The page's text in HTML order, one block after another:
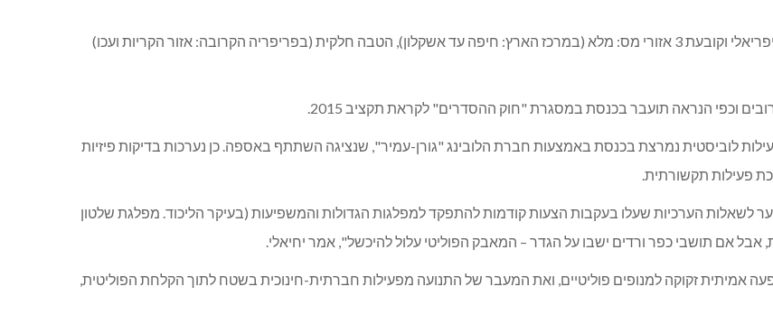
פורום קו העימות הציג תכנית פשוטה המתייחסת רק למדד הפריפריאלי וקובעת 3 אזורי מס: מלא (במרכז הארץ: חיפה עד אשקלון), הטבה חלקית (בפריפריה הקרובה: אזור הקריות ועכו)
הנראה תועבר בכנסת במסגרת "חוק ההסדרים" לקראת תקציב 2015.
לוביסטית נמרצת בכנסת באמצעות חברת הלובינג "גורן-עמיר", שנציגה השתתף באספה. כן נערכות בדיקות פיזיות
פעילות תקשורתית.
ער לשאלות הערכיות שעלו בעקבות הצעות קודמות להתפקד למפלגות הגדולות והמשפיעות (בעיקר הליכוד. מפלגת שלטון
אם תושבי כפר ורדים ישבו על הגדר – המאבק הפוליטי עלול להיכשל", אמר יחיאלי.
אמיתית זקוקה למנופים פוליטיים, ואת המעבר של התנועה מפעילות חברתית-חינוכית בשטח לתוך הקלחת הפוליטית,